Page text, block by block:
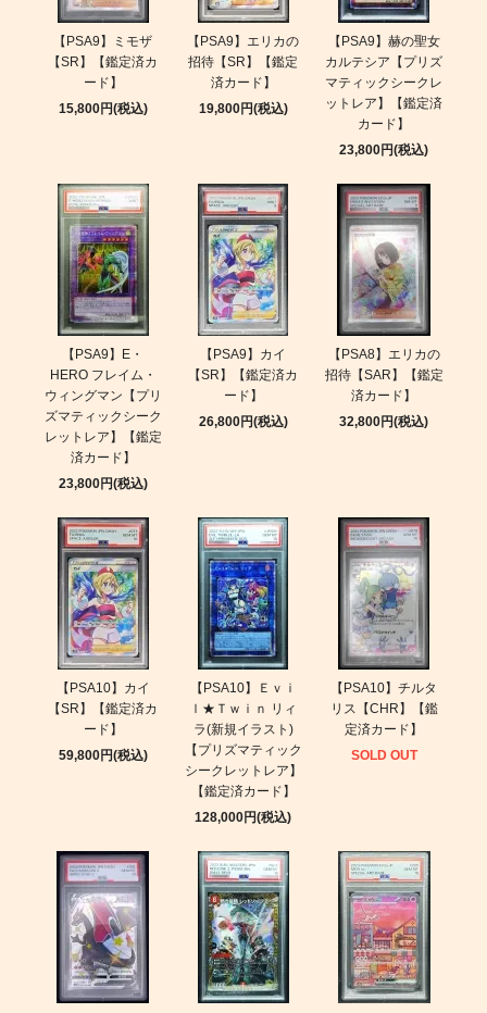
【PSA9】ミモザ
【SR】【鑑定済カ
ード】
15,800円(税込)
【PSA9】エリカの
招待【SR】【鑑定
済カード】
19,800円(税込)
【PSA9】赫の聖女
カルテシア【プリズ
マティックシークレ
ットレア】【鑑定済
カード】
23,800円(税込)
【PSA9】E・
HERO フレイム・
ウィングマン【プリ
ズマティックシーク
レットレア】【鑑定
済カード】
23,800円(税込)
【PSA9】カイ
【SR】【鑑定済カ
ード】
26,800円(税込)
【PSA8】エリカの
招待【SAR】【鑑定
済カード】
32,800円(税込)
【PSA10】カイ
【SR】【鑑定済カ
ード】
59,800円(税込)
【PSA10】Ｅｖｉ
ｌ★Ｔｗｉｎ リィ
ラ(新規イラスト)
【プリズマティック
シークレットレア】
【鑑定済カード】
128,000円(税込)
【PSA10】チルタ
リス【CHR】【鑑
定済カード】
SOLD OUT